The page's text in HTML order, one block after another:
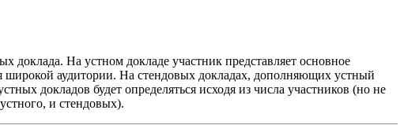
доклада. На устном докладе участник представляет основное
широкой аудитории. На стендовых докладах, дополняющих устный
докладов будет определяться исходя из числа участников (но не
и стендовых).